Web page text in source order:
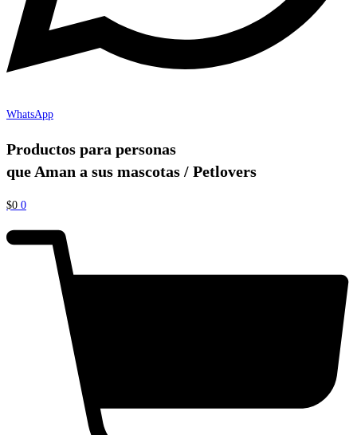
WhatsApp
Productos para personas
que Aman a sus mascotas / Petlovers
$0 0